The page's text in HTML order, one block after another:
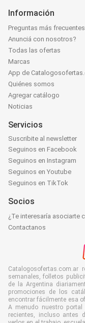
Información
Preguntas más frecuentes
Anunciá con nosotros?
Todas las ofertas
Marcas
App de
Quiénes somos
Agregar catálogo
Noticias
Servicios
Suscribite al newsletter
Seguinos en Facebook
Seguinos en Instagram
Seguinos en Youtube
Seguinos en TikTok
Socios
¿Te interesaría asociarte
Contactanos
semanales, folletos
de la Argentina
promociones de los
encontrar fácilmente esa
A menudo nuestro
recientes, incluso antes